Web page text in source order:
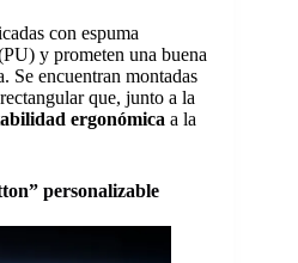
con espuma
y prometen una buena
Se encuentran montadas
que, junto a la
ergonómica a la
personalizable